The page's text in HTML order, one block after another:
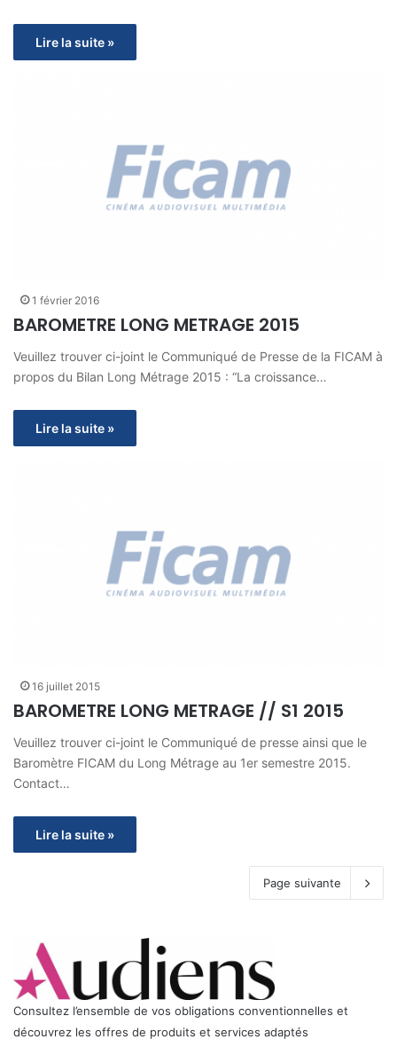
Lire la suite »
1 février 2016
BAROMETRE LONG METRAGE 2015
Veuillez trouver ci-joint le Communiqué de Presse de la FICAM à
propos du Bilan Long Métrage 2015 : “La croissance…
Lire la suite »
16 juillet 2015
BAROMETRE LONG METRAGE // S1 2015
Veuillez trouver ci-joint le Communiqué de presse ainsi que le
Baromètre FICAM du Long Métrage au 1er semestre 2015.
Contact…
Lire la suite »
Page suivante
Consultez l’ensemble de vos obligations conventionnelles et
découvrez les offres de produits et services adaptés